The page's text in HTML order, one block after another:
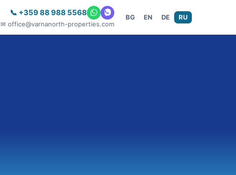
BG EN DE RU
📞 +359 88 988 5568
✉ office@varnanorth-properties.com